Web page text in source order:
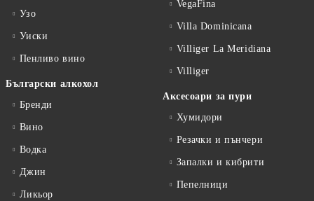
Узо
Уиски
Пенливо вино
Български алкохол
Бренди
Вино
Водка
Джин
Ликьор
VegaFina
Villa Dominicana
Villiger La Meridiana
Villiger
Аксесоари за пури
Хумидори
Резачки и пънчери
Запалки и кибрити
Пепелници